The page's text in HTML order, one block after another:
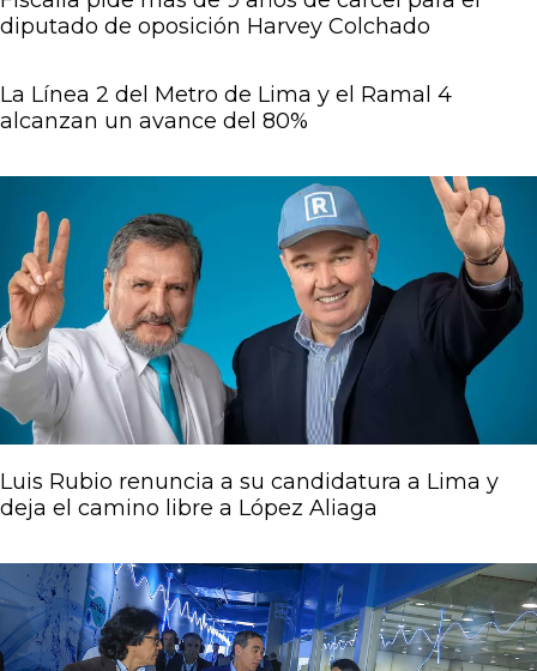
diputado de oposición Harvey Colchado
La Línea 2 del Metro de Lima y el Ramal 4
alcanzan un avance del 80%
Luis Rubio renuncia a su candidatura a Lima y
deja el camino libre a López Aliaga